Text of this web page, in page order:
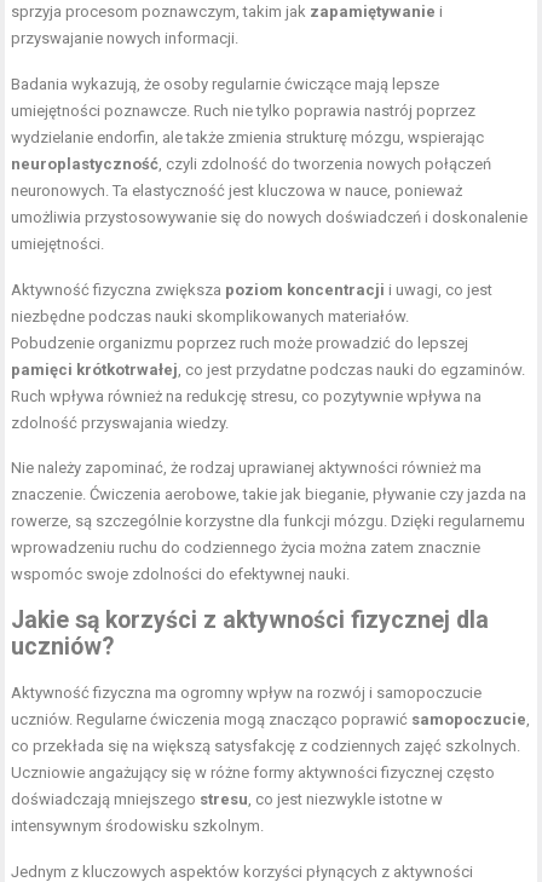
sprzyja procesom poznawczym, takim jak zapamiętywanie i
przyswajanie nowych informacji.
Badania wykazują, że osoby regularnie ćwiczące mają lepsze
umiejętności poznawcze. Ruch nie tylko poprawia nastrój poprzez
wydzielanie endorfin, ale także zmienia strukturę mózgu, wspierając
neuroplastyczność , czyli zdolność do tworzenia nowych połączeń
neuronowych. Ta elastyczność jest kluczowa w nauce, ponieważ
umożliwia przystosowywanie się do nowych doświadczeń i doskonalenie
umiejętności.
Aktywność fizyczna zwiększa poziom koncentracji i uwagi, co jest
niezbędne podczas nauki skomplikowanych materiałów.
Pobudzenie organizmu poprzez ruch może prowadzić do lepszej
pamięci krótkotrwałej , co jest przydatne podczas nauki do egzaminów.
Ruch wpływa również na redukcję stresu, co pozytywnie wpływa na
zdolność przyswajania wiedzy.
Nie należy zapominać, że rodzaj uprawianej aktywności również ma
znaczenie. Ćwiczenia aerobowe, takie jak bieganie, pływanie czy jazda na
rowerze, są szczególnie korzystne dla funkcji mózgu. Dzięki regularnemu
wprowadzeniu ruchu do codziennego życia można zatem znacznie
wspomóc swoje zdolności do efektywnej nauki.
Jakie są korzyści z aktywności fizycznej dla
uczniów?
Aktywność fizyczna ma ogromny wpływ na rozwój i samopoczucie
uczniów. Regularne ćwiczenia mogą znacząco poprawić samopoczucie
co przekłada się na większą satysfakcję z codziennych zajęć szkolnych.
Uczniowie angażujący się w różne formy aktywności fizycznej często
doświadczają mniejszego stresu , co jest niezwykle istotne w
intensywnym środowisku szkolnym.
Jednym z kluczowych aspektów korzyści płynących z aktywności